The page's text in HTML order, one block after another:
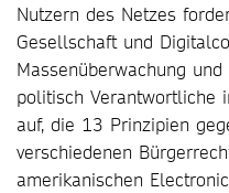
Nutzern des Netzes
Gesellschaft und
Massenüberwachung
politisch Verantwortliche
auf, die 13 Prinzipien
verschiedenen
amerikanischen